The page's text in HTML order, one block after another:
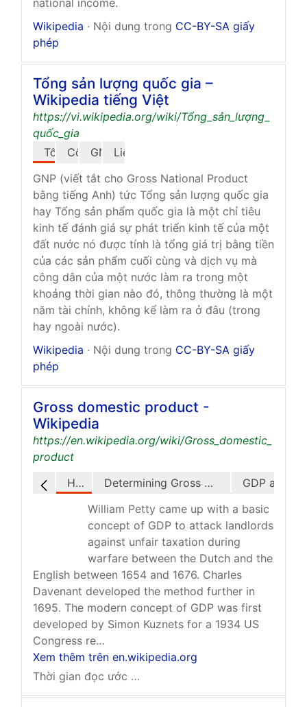
Wikipedia · Nội dung trong CC-BY-SA giấy
phép
Tổng sản lượng quốc gia –
Wikipedia tiếng Việt
https://vi.wikipedia.org/wiki/Tổng_sản_lượng_
quốc_gia
Tổng quan
Công thức tính
GNP hay GNI
Liên quan
GNP (viết tắt cho Gross National Product
bằng tiếng Anh) tức Tổng sản lượng quốc gia
hay Tổng sản phẩm quốc gia là một chỉ tiêu
kinh tế đánh giá sự phát triển kinh tế của một
đất nước nó được tính là tổng giá trị bằng tiền
của các sản phẩm cuối cùng và dịch vụ mà
công dân của một nước làm ra trong một
khoảng thời gian nào đó, thông thường là một
năm tài chính, không kể làm ra ở đâu (trong
hay ngoài nước).
Wikipedia · Nội dung trong CC-BY-SA giấy
phép
Gross domestic product -
Wikipedia
https://en.wikipedia.org/wiki/Gross_domestic_
product
History
Determining Gross Domestic Product
William Petty came up with a basic
concept of GDP to attack landlords
against unfair taxation during
warfare between the Dutch and the
English between 1654 and 1676. Charles
Davenant developed the method further in
1695. The modern concept of GDP was first
developed by Simon Kuznets for a 1934 US
Congress re…
Xem thêm trên en.wikipedia.org
Thời gian đọc ước tính: 10 phút